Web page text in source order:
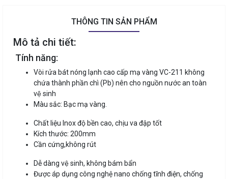
THÔNG TIN SẢN PHẨM
Mô tả chi tiết:
Tính năng:
Vòi rửa bát nóng lạnh cao cấp mạ vàng VC-211 không
chứa thành phần chì (Pb) nên cho nguồn nước an toàn
vệ sinh
Màu sắc: Bạc mạ vàng.
Chất liệu Inox độ bền cao, chịu va đập tốt
Kích thước: 200mm
Cần cứng,không rút
Dễ dàng vệ sinh, không bám bẩn
Được áp dụng công nghệ nano chống tĩnh điện, chống